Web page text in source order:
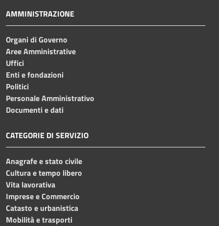
AMMINISTRAZIONE
Organi di Governo
Aree Amministrative
Uffici
Enti e fondazioni
Politici
Personale Amministrativo
Documenti e dati
CATEGORIE DI SERVIZIO
Anagrafe e stato civile
Cultura e tempo libero
Vita lavorativa
Imprese e Commercio
Catasto e urbanistica
Mobilità e trasporti